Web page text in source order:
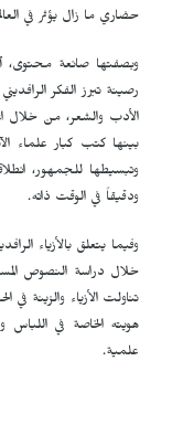
حضاري ما زال يؤثر في
وبصفتها صانعة محتوى،
رصينة تبرز الفكر الرافديني
الأدب والشعر، من خلال
بينها كتب كبار علماء
وتبسيطها للجمهور،
ودقيقاً في الوقت ذاته.
وفيما يتعلق بالأزياء
خلال دراسة النصوص
تناولت الأزياء والزينة في
هويته الخاصة في اللباس
علمية.